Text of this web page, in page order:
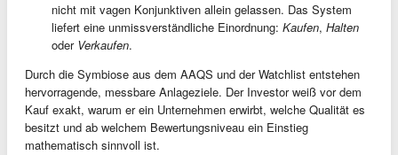
nicht mit vagen Konjunktiven allein gelassen. Das System
liefert eine unmissverständliche Einordnung: Kaufen, Halten
oder Verkaufen.
Durch die Symbiose aus dem AAQS und der Watchlist entstehen
hervorragende, messbare Anlageziele. Der Investor weiß vor dem
Kauf exakt, warum er ein Unternehmen erwirbt, welche Qualität es
besitzt und ab welchem Bewertungsniveau ein Einstieg
mathematisch sinnvoll ist.